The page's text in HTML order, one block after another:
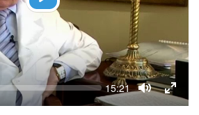
Play
Seek Current
time
15:21
Toggle
Mute
Toggle